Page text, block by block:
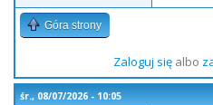
Góra strony
Zaloguj sięalbo
śr., 08/07/2026 - 10:05